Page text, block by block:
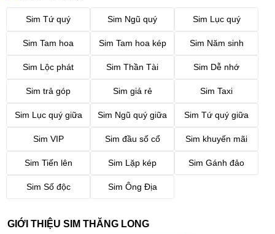
Sim Tứ quý Sim Ngũ quý Sim Lục quý
Sim Tam hoa Sim Tam hoa kép Sim Năm sinh
Sim Lộc phát Sim Thần Tài Sim Dễ nhớ
Sim trả góp Sim giá rẻ Sim Taxi
Sim Lục quý giữa Sim Ngũ quý giữa Sim Tứ quý giữa
Sim VIP Sim đầu số cổ Sim khuyến mãi
Sim Tiến lên Sim Lặp kép Sim Gánh đảo
Sim Số độc Sim Ông Địa
GIỚI THIỆU SIM THĂNG LONG